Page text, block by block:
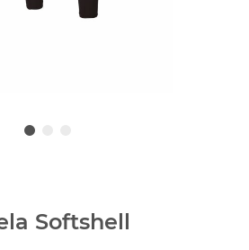
Softshell